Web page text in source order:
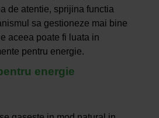
de atentie, sprijina functia
sa gestioneze mai bine
aceea poate fi luata in
pentru energie.
energie